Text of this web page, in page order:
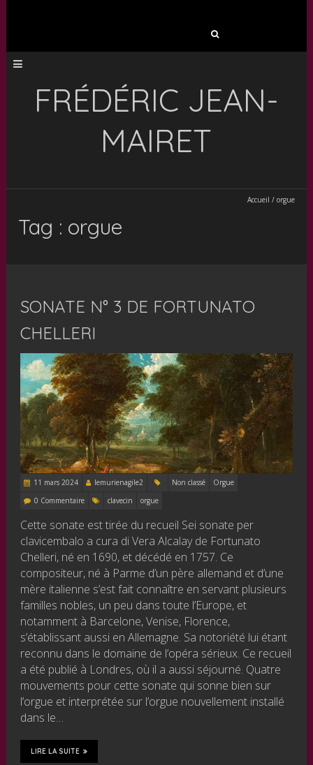
FRÉDÉRIC JEAN-
MAIRET
Accueil / orgue
Tag : orgue
SONATE N° 3 DE FORTUNATO
CHELLERI
11 mars 2024 lemurienagile2 Non classé
Orgue
0 Commentaire
clavecin orgue
Cette sonate est tirée du recueil Sei sonate per
clavicembalo a cura di Vera Alcalay de Fortunato
Chelleri, né en 1690, et décédé en 1757. Ce
compositeur, né à Parme d’un père allemand et d’une
mère italienne s’est fait connaître en servant plusieurs
familles nobles, un peu dans toute l’Europe, et
notamment à Barcelone, Venise, Florence,
s’établissant aussi en Allemagne. Sa notoriété lui étant
reconnu dans le domaine de l’opéra sérieux. Ce recueil
a été publié à Londres, où il a aussi séjourné. Quatre
mouvements pour cette sonate qui sonne bien sur
l’orgue et interprétée sur l’orgue nouvellement installé
dans le…
LIRE LA SUITE